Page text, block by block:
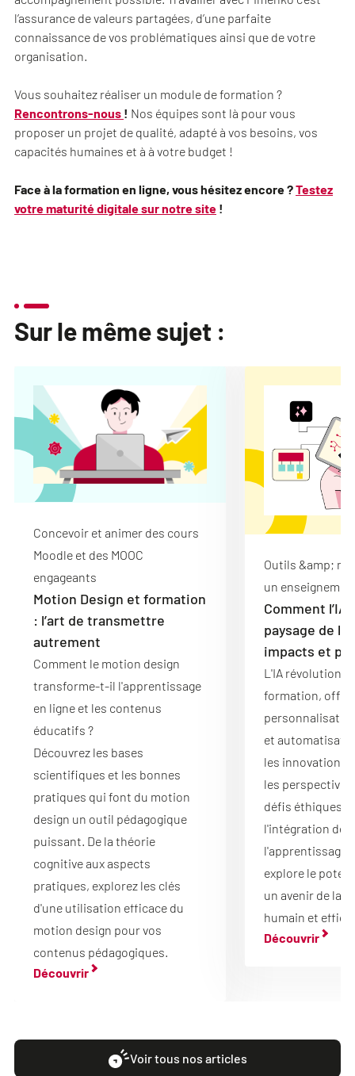
l’assurance de valeurs partagées, d’une parfaite
connaissance de vos problématiques ainsi que de votre
organisation.
Vous souhaitez réaliser un module de formation ?
Rencontrons-nous ! Nos équipes sont là pour vous
proposer un projet de qualité, adapté à vos besoins, vos
capacités humaines et à à votre budget !
Face à la formation en ligne, vous hésitez encore ?Testez
votre maturité digitale sur notre site !
Sur le même sujet :
Concevoir et animer des cours
Moodle et des MOOC
engageants
Motion Design et formation
: l’art de transmettre
autrement
Comment le motion design
transforme-t-il l'apprentissage
en ligne et les contenus
éducatifs ?
Découvrez les bases
scientifiques et les bonnes
pratiques qui font du motion
design un outil pédagogique
puissant. De la théorie
cognitive aux aspects
pratiques, explorez les clés
d'une utilisation efficace du
motion design pour vos
contenus pédagogiques.
Découvrir
Outils &amp;
un
Comment
paysage de
impacts et
L'IA
formation,
et
les innovations
les
défis éthiques
l'intégration de
l'apprentissage.
explore le
un avenir de la
humain et
Découvrir
Voir tous nos articles